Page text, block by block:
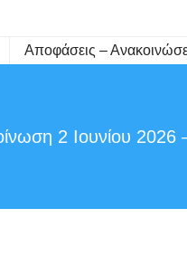
Αποφάσεις –
2 Ιουνίου